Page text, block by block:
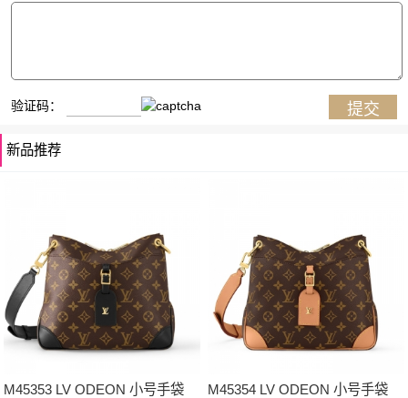
验证码：
新品推荐
M45353 LV ODEON 小号手袋
M45354 LV ODEON 小号手袋